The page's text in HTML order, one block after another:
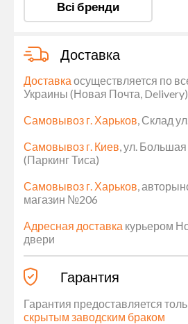
Всі бренди
Доставка
Доставка осуществляется по
Украины (Новая Почта, Delivery)
Самовывоз г. Харьков, Склад
Самовывоз г. Киев, ул.
(Паркинг Тиса)
Самовывоз г. Харьков,
магазин №206
Адресная доставка курьером
двери
Гарантия
Гарантия предоставляется
скрытым заводским браком